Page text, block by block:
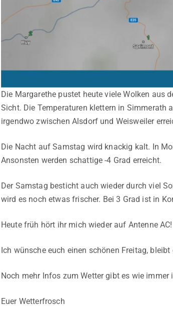
Die Margarethe pustet heute viele Wolken aus
Sicht. Die Temperaturen klettern in Simmerath
irgendwo zwischen Alsdorf und Weisweiler
Die Nacht auf Samstag wird knackig kalt. In
Ansonsten werden schattige -4 Grad erreicht.
Der Samstag besticht auch wieder durch viel
wird es noch etwas frischer. Bei 3 Grad ist in
Heute früh hört ihr mich wieder auf Antenne AC!
Ich wünsche euch einen schönen Freitag,
Noch mehr Infos zum Wetter gibt es wie immer
Euer Wetterfrosch